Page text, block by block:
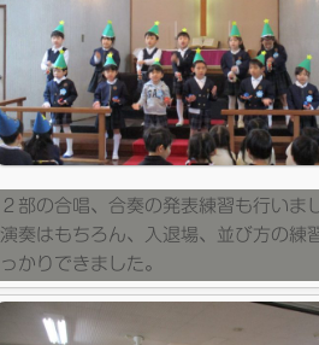
２部の合唱、合奏の発表練習も行いま
演奏はもちろん、入退場、並び方の練
っかりできました。